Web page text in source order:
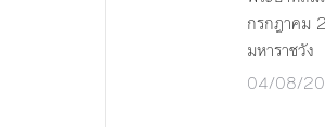
กรกฎาคม
มหาราชวัง
04/08/